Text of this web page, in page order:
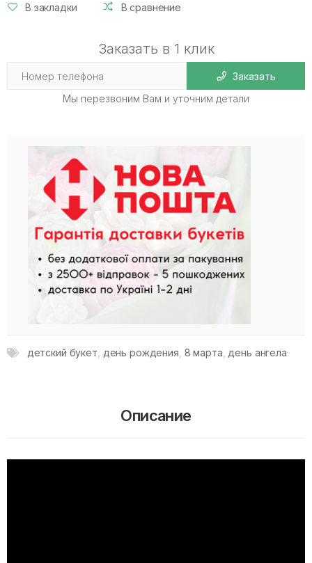
В закладки В сравнение
Заказать в 1 клик
Заказать
Мы перезвоним Вам и уточним детали
детский букет день рождения 8 марта день ангела
Описание